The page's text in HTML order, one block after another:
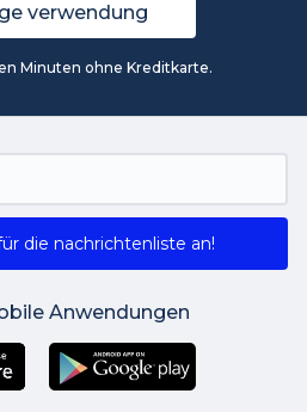
verwendung
Minuten ohne Kreditkarte.
die nachrichtenliste an!
Anwendungen